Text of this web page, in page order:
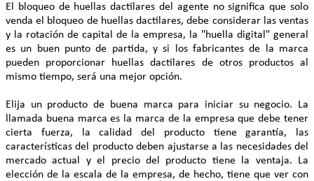
El bloqueo de huellas dactilares del agente no significa que solo
venda el bloqueo de huellas dactilares, debe considerar las ventas
y la rotación de capital de la empresa, la "huella digital" general
es un buen punto de partida, y si los fabricantes de la marca
pueden proporcionar huellas dactilares de otros productos al
mismo tiempo, será una mejor opción.
Elija un producto de buena marca para iniciar su negocio. La
llamada buena marca es la marca de la empresa que debe tener
cierta fuerza, la calidad del producto tiene garantía, las
características del producto deben ajustarse a las necesidades del
mercado actual y el precio del producto tiene la ventaja. La
elección de la escala de la empresa, de hecho, tiene que ver con